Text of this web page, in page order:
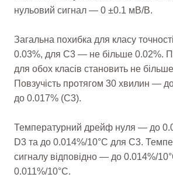
нульовий сигнал — 0 ±0.1 мВ/В.
Загальна похибка для класу
0.03%, для C3 — не більше 0.02%.
для обох класів становить не
Повзучість протягом 30 хвилин —
до 0.017% (C3).
Температурний дрейф нуля — до
D3 та до 0.014%/10°C для C3.
сигналу відповідно — до 0.014%/
0.011%/10°C.